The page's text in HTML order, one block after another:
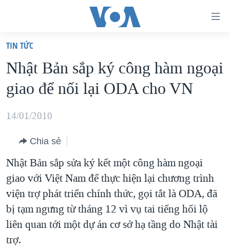
truy
cập
Tới
dung
chính
điều
hướng
chính
Đi
tới
"Tìm"
VIỆT NAM
HOA KỲ
BIỂN ĐÔNG
BLOG
DIỄN ĐÀN
MỤC
TỰ DO BÁO CHÍ
VẠCH TRẦN TIN GIẢ
CHUYÊN ĐỀ
CHIẾN TRANH THƯƠNG MẠI CỦA MỸ: QUÁ KHỨ VÀ HIỆN
TẠI
HỌC TIẾNG ANH
VIDEO
TIN TỨC
Nhật Bản sắp ký công hàm ngoại
giao để nối lại ODA cho VN
14/01/2010
Chia sẻ
Nhật Bản sắp sửa ký kết một công hàm ngoại
giao với Việt Nam để thực hiện lại chương trình
viện trợ phát triển chính thức, gọi tắt là ODA, đã
bị tạm ngưng từ tháng 12 vì vụ tai tiếng hối lộ
liên quan tới một dự án cơ sở hạ tầng do Nhật tài
trợ.